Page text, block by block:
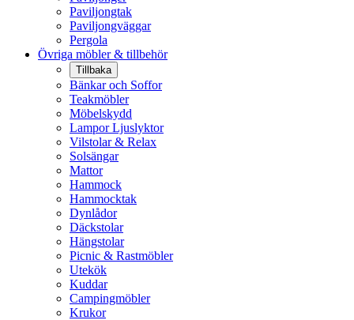
Paviljongtak
Paviljongväggar
Pergola
Övriga möbler & tillbehör
Tillbaka
Bänkar och Soffor
Teakmöbler
Möbelskydd
Lampor Ljuslyktor
Vilstolar & Relax
Solsängar
Mattor
Hammock
Hammocktak
Dynlådor
Däckstolar
Hängstolar
Picnic & Rastmöbler
Utekök
Kuddar
Campingmöbler
Krukor